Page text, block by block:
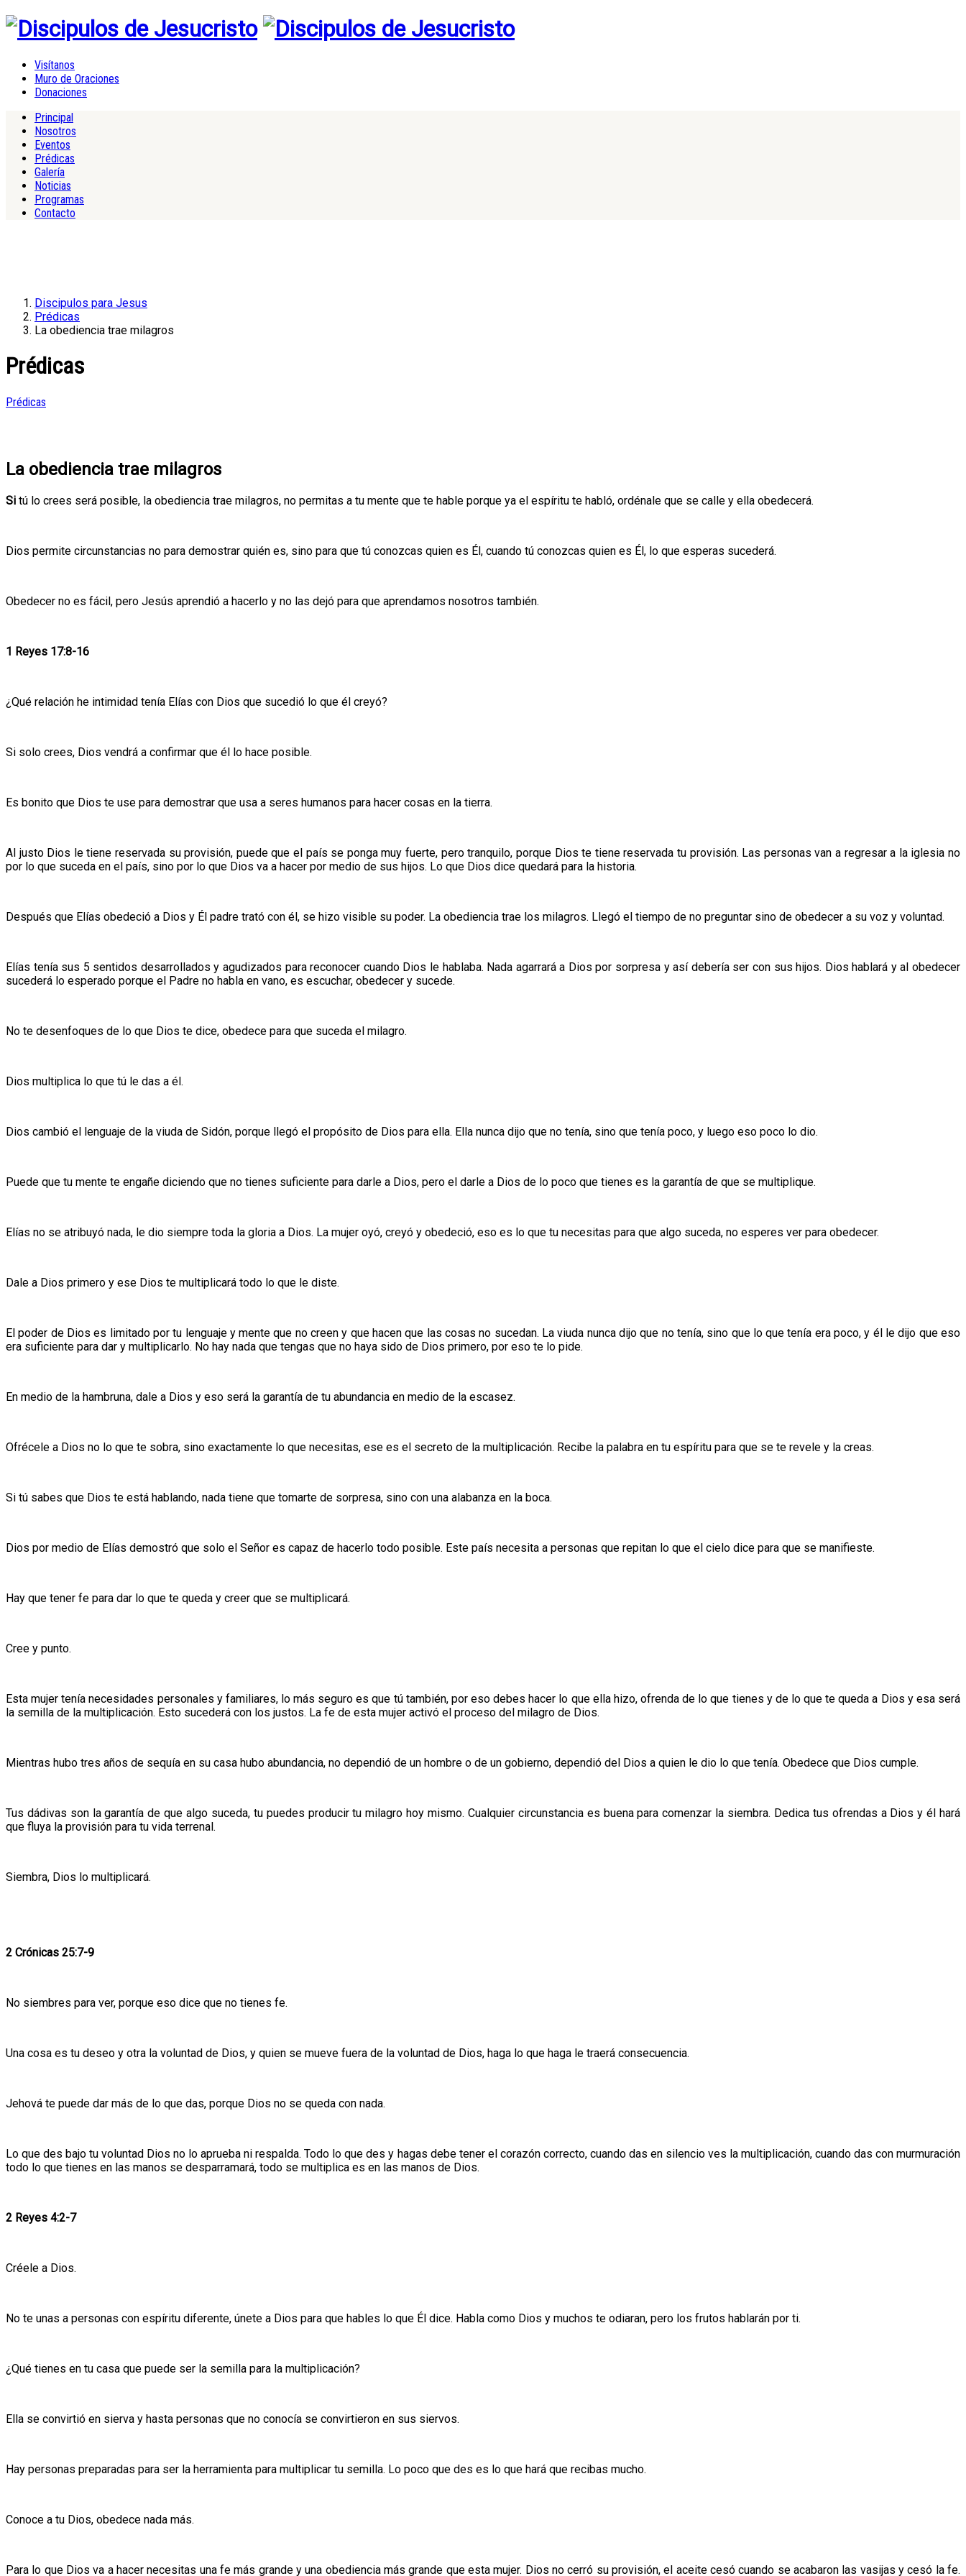
Visítanos
Muro de Oraciones
Donaciones
Principal
Nosotros
Eventos
Prédicas
Galería
Noticias
Programas
Contacto
Discipulos para Jesus
Prédicas
La obediencia trae milagros
Prédicas
Prédicas
La obediencia trae milagros
Si tú lo crees será posible, la obediencia trae milagros, no permitas a tu mente que te hable porque ya el espíritu te habló, ordénale que se calle y ella obedecerá.
Dios permite circunstancias no para demostrar quién es, sino para que tú conozcas quien es Él, cuando tú conozcas quien es Él, lo que esperas sucederá.
Obedecer no es fácil, pero Jesús aprendió a hacerlo y no las dejó para que aprendamos nosotros también.
1 Reyes 17:8-16
¿Qué relación he intimidad tenía Elías con Dios que sucedió lo que él creyó?
Si solo crees, Dios vendrá a confirmar que él lo hace posible.
Es bonito que Dios te use para demostrar que usa a seres humanos para hacer cosas en la tierra.
Al justo Dios le tiene reservada su provisión, puede que el país se ponga muy fuerte, pero tranquilo, porque Dios te tiene reservada tu provisión. Las personas van a regresar a la iglesia no
por lo que suceda en el país, sino por lo que Dios va a hacer por medio de sus hijos. Lo que Dios dice quedará para la historia.
Después que Elías obedeció a Dios y Él padre trató con él, se hizo visible su poder. La obediencia trae los milagros. Llegó el tiempo de no preguntar sino de obedecer a su voz y voluntad.
Elías tenía sus 5 sentidos desarrollados y agudizados para reconocer cuando Dios le hablaba. Nada agarrará a Dios por sorpresa y así debería ser con sus hijos. Dios hablará y al obedecer
sucederá lo esperado porque el Padre no habla en vano, es escuchar, obedecer y sucede.
No te desenfoques de lo que Dios te dice, obedece para que suceda el milagro.
Dios multiplica lo que tú le das a él.
Dios cambió el lenguaje de la viuda de Sidón, porque llegó el propósito de Dios para ella. Ella nunca dijo que no tenía, sino que tenía poco, y luego eso poco lo dio.
Puede que tu mente te engañe diciendo que no tienes suficiente para darle a Dios, pero el darle a Dios de lo poco que tienes es la garantía de que se multiplique.
Elías no se atribuyó nada, le dio siempre toda la gloria a Dios. La mujer oyó, creyó y obedeció, eso es lo que tu necesitas para que algo suceda, no esperes ver para obedecer.
Dale a Dios primero y ese Dios te multiplicará todo lo que le diste.
El poder de Dios es limitado por tu lenguaje y mente que no creen y que hacen que las cosas no sucedan. La viuda nunca dijo que no tenía, sino que lo que tenía era poco, y él le dijo que eso
era suficiente para dar y multiplicarlo. No hay nada que tengas que no haya sido de Dios primero, por eso te lo pide.
En medio de la hambruna, dale a Dios y eso será la garantía de tu abundancia en medio de la escasez.
Ofrécele a Dios no lo que te sobra, sino exactamente lo que necesitas, ese es el secreto de la multiplicación. Recibe la palabra en tu espíritu para que se te revele y la creas.
Si tú sabes que Dios te está hablando, nada tiene que tomarte de sorpresa, sino con una alabanza en la boca.
Dios por medio de Elías demostró que solo el Señor es capaz de hacerlo todo posible. Este país necesita a personas que repitan lo que el cielo dice para que se manifieste.
Hay que tener fe para dar lo que te queda y creer que se multiplicará.
Cree y punto.
Esta mujer tenía necesidades personales y familiares, lo más seguro es que tú también, por eso debes hacer lo que ella hizo, ofrenda de lo que tienes y de lo que te queda a Dios y esa será
la semilla de la multiplicación. Esto sucederá con los justos. La fe de esta mujer activó el proceso del milagro de Dios.
Mientras hubo tres años de sequía en su casa hubo abundancia, no dependió de un hombre o de un gobierno, dependió del Dios a quien le dio lo que tenía. Obedece que Dios cumple.
Tus dádivas son la garantía de que algo suceda, tu puedes producir tu milagro hoy mismo. Cualquier circunstancia es buena para comenzar la siembra. Dedica tus ofrendas a Dios y él hará
que fluya la provisión para tu vida terrenal.
Siembra, Dios lo multiplicará.
2 Crónicas 25:7-9
No siembres para ver, porque eso dice que no tienes fe.
Una cosa es tu deseo y otra la voluntad de Dios, y quien se mueve fuera de la voluntad de Dios, haga lo que haga le traerá consecuencia.
Jehová te puede dar más de lo que das, porque Dios no se queda con nada.
Lo que des bajo tu voluntad Dios no lo aprueba ni respalda. Todo lo que des y hagas debe tener el corazón correcto, cuando das en silencio ves la multiplicación, cuando das con murmuración
todo lo que tienes en las manos se desparramará, todo se multiplica es en las manos de Dios.
2 Reyes 4:2-7
Créele a Dios.
No te unas a personas con espíritu diferente, únete a Dios para que hables lo que Él dice. Habla como Dios y muchos te odiaran, pero los frutos hablarán por ti.
¿Qué tienes en tu casa que puede ser la semilla para la multiplicación?
Ella se convirtió en sierva y hasta personas que no conocía se convirtieron en sus siervos.
Hay personas preparadas para ser la herramienta para multiplicar tu semilla. Lo poco que des es lo que hará que recibas mucho.
Conoce a tu Dios, obedece nada más.
Para lo que Dios va a hacer necesitas una fe más grande y una obediencia más grande que esta mujer. Dios no cerró su provisión, el aceite cesó cuando se acabaron las vasijas y cesó la fe.